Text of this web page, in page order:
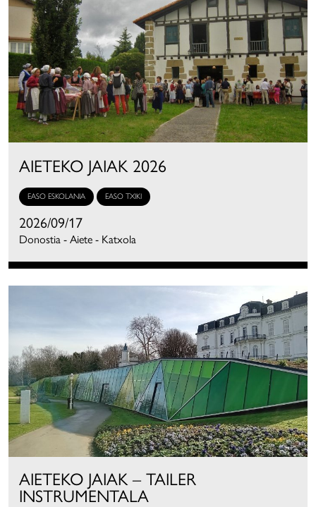
AIETEKO JAIAK 2026
EASO ESKOLANIA EASO TXIKI
2026/09/17
Donostia - Aiete - Katxola
AIETEKO JAIAK – TAILER
INSTRUMENTALA